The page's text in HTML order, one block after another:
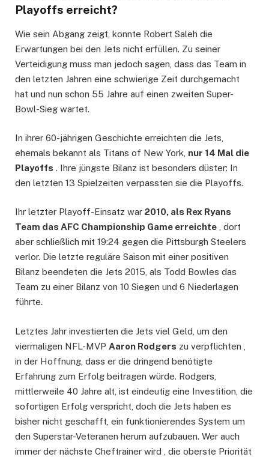
Playoffs erreicht?
Wie sein Abgang zeigt, konnte Robert Saleh die
Erwartungen bei den Jets nicht erfüllen. Zu seiner
Verteidigung muss man jedoch sagen, dass das Team in
den letzten Jahren eine schwierige Zeit durchgemacht
hat und nun schon 55 Jahre auf einen zweiten Super-
Bowl-Sieg wartet.
In ihrer 60-jährigen Geschichte erreichten die Jets,
ehemals bekannt als Titans of New York, nur 14 Mal die
Playoffs . Ihre jüngste Bilanz ist besonders düster: In
den letzten 13 Spielzeiten verpassten sie die Playoffs.
Ihr letzter Playoff-Einsatz war 2010, als Rex Ryans
Team das AFC Championship Game erreichte , dort
aber schließlich mit 19:24 gegen die Pittsburgh Steelers
verlor. Die letzte reguläre Saison mit einer positiven
Bilanz beendeten die Jets 2015, als Todd Bowles das
Team zu einer Bilanz von 10 Siegen und 6 Niederlagen
führte.
Letztes Jahr investierten die Jets viel Geld, um den
viermaligen NFL-MVP Aaron Rodgers zu verpflichten ,
in der Hoffnung, dass er die dringend benötigte
Erfahrung zum Erfolg beitragen würde. Rodgers,
mittlerweile 40 Jahre alt, ist eindeutig eine Investition, die
sofortigen Erfolg verspricht, doch die Jets haben es
bisher nicht geschafft, ein funktionierendes System um
den Superstar-Veteranen herum aufzubauen. Wer auch
immer der nächste Cheftrainer wird , die oberste Priorität